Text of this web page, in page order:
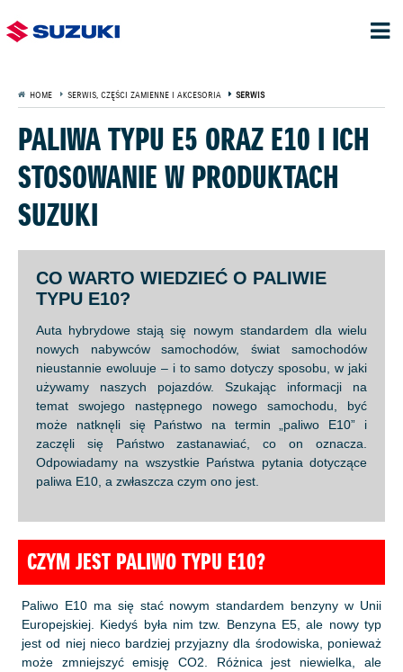
HOME SERWIS, CZĘŚCI ZAMIENNE I AKCESORIA SERWIS
PALIWA TYPU E5 ORAZ E10 I ICH
STOSOWANIE W PRODUKTACH
SUZUKI
CO WARTO WIEDZIEĆ O PALIWIE
TYPU E10?
Auta hybrydowe stają się nowym standardem dla wielu
nowych nabywców samochodów, świat samochodów
nieustannie ewoluuje – i to samo dotyczy sposobu, w jaki
używamy naszych pojazdów. Szukając informacji na
temat swojego następnego nowego samochodu, być
może natknęli się Państwo na termin „paliwo E10” i
zaczęli się Państwo zastanawiać, co on oznacza.
Odpowiadamy na wszystkie Państwa pytania dotyczące
paliwa E10, a zwłaszcza czym ono jest.
CZYM JEST PALIWO TYPU E10?
Paliwo E10 ma się stać nowym standardem benzyny w Unii
Europejskiej. Kiedyś była nim tzw. Benzyna E5, ale nowy typ
jest od niej nieco bardziej przyjazny dla środowiska, ponieważ
może zmniejszyć emisję CO2. Różnica jest niewielka, ale